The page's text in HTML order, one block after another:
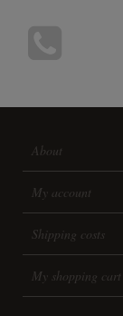
About
My account
Shipping costs
My shopping cart